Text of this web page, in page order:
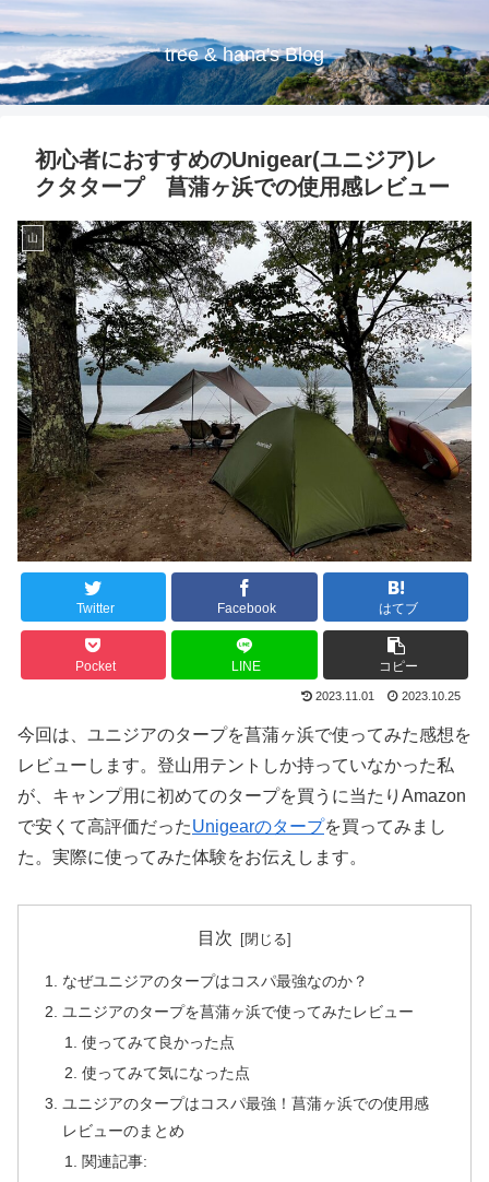
tree & hana's Blog
初心者におすすめのUnigear(ユニジア)レ
クタタープ 菖蒲ヶ浜での使用感レビュー
山
Twitter Facebook はてブ
Pocket LINE コピー
2023.11.01 2023.10.25
今回は、ユニジアのタープを菖蒲ヶ浜で使ってみた感想を
レビューします。登山用テントしか持っていなかった私
が、キャンプ用に初めてのタープを買うに当たりAmazon
で安くて高評価だったUnigearのタープを買ってみまし
た。実際に使ってみた体験をお伝えします。
目次
なぜユニジアのタープはコスパ最強なのか？
ユニジアのタープを菖蒲ヶ浜で使ってみたレビュー
使ってみて良かった点
使ってみて気になった点
ユニジアのタープはコスパ最強！菖蒲ヶ浜での使用感
レビューのまとめ
関連記事: